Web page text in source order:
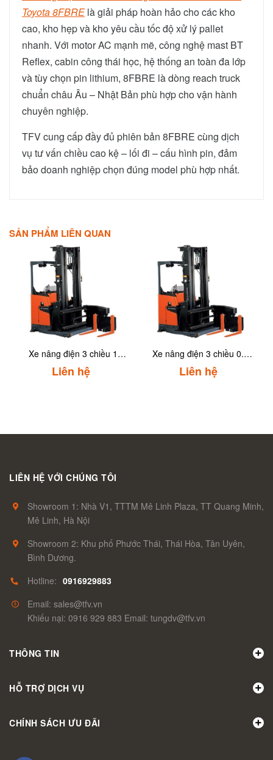
Toyota 8FBRElà giải pháp hoàn hảo cho các kho
cao, kho hẹp và kho yêu cầu tốc độ xử lý pallet
nhanh. Với motor AC mạnh mẽ, công nghệ mast BT
Reflex, cabin công thái học, hệ thống an toàn đa lớp
và tùy chọn pin lithium, 8FBRE là dòng reach truck
chuẩn châu Âu – Nhật Bản phù hợp cho vận hành
chuyên nghiệp.
TFV cung cấp đầy đủ phiên bản 8FBRE cùng dịch
vụ tư vấn chiều cao kệ – lối đi – cấu hình pin, đảm
bảo doanh nghiệp chọn đúng model phù hợp nhất.
SẢN PHẨM LIÊN QUAN
Xe nâng điện 3 chiều 1
tấnToyota 8RFBA10
Liên hệ
Xe nâng điện 3 chiều 0.7
tấnToyota 8RFBA7
Liên hệ
LIÊN HỆ VỚI CHÚNG TÔI
Showroom 1: Nhà V1, TTTM Mê Linh Plaza, TT Quang Minh,
Mê Linh, Hà Nội
Showroom 2: Khu phố Phước Thái, Thái Hòa, Tân Uyên,
Bình Dương.
Hotline: 0916929883
Email: sales@tfv.vn
Khiếu nại: 0916 929 883 Email: tungdv@tfv.vn
THÔNG TIN
HỖ TRỢ DỊCH VỤ
CHÍNH SÁCH ƯU ĐÃI